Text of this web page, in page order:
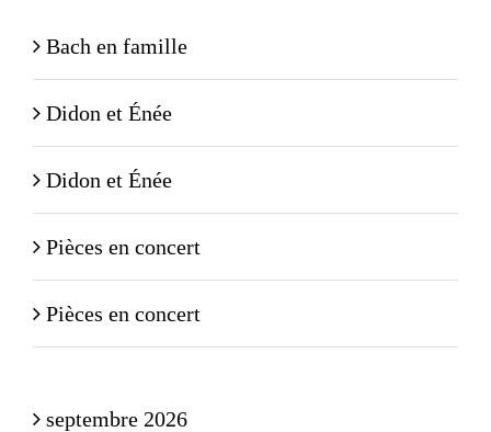
Bach en famille
Didon et Énée
Didon et Énée
Pièces en concert
Pièces en concert
septembre 2026